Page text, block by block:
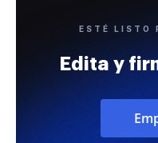
ESTÉ LISTO
Edita y